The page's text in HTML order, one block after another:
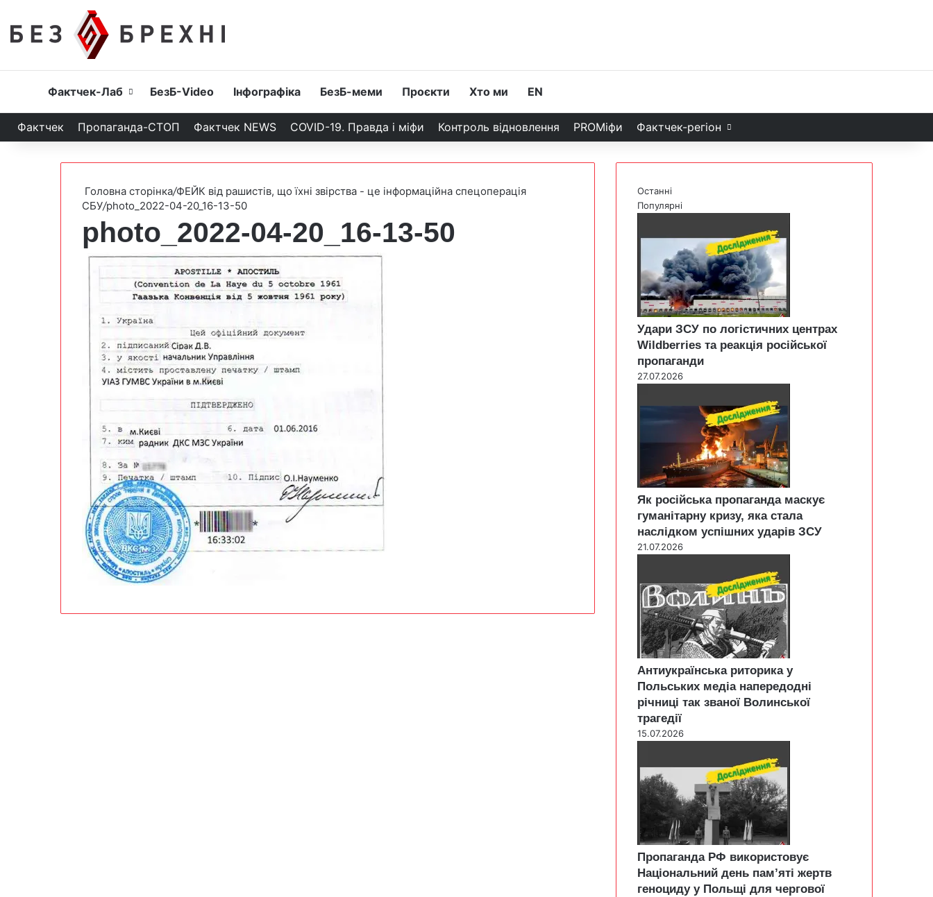
Головна
Фактчек-Лаб БезБ-Video Інфографіка БезБ-меми Проєкти Хто ми EN
Фактчек Пропаганда-СТОП Фактчек NEWS COVID-19. Правда і міфи Контроль відновлення PROМіфи Фактчек-регіон
Головна сторінка/ФЕЙК від рашистів, що їхні звірства - це інформаційна спецоперація
СБУ/photo_2022-04-20_16-13-50
photo_2022-04-20_16-13-50
Останні
Популярні
Удари ЗСУ по логістичних центрах
Wildberries та реакція російської
пропаганди
27.07.2026
Як російська пропаганда маскує
гуманітарну кризу, яка стала
наслідком успішних ударів ЗСУ
21.07.2026
Антиукраїнська риторика у
Польських медіа напередодні
річниці так званої Волинської
трагедії
15.07.2026
Пропаганда РФ використовує
Національний день пам’яті жертв
геноциду у Польщі для чергової